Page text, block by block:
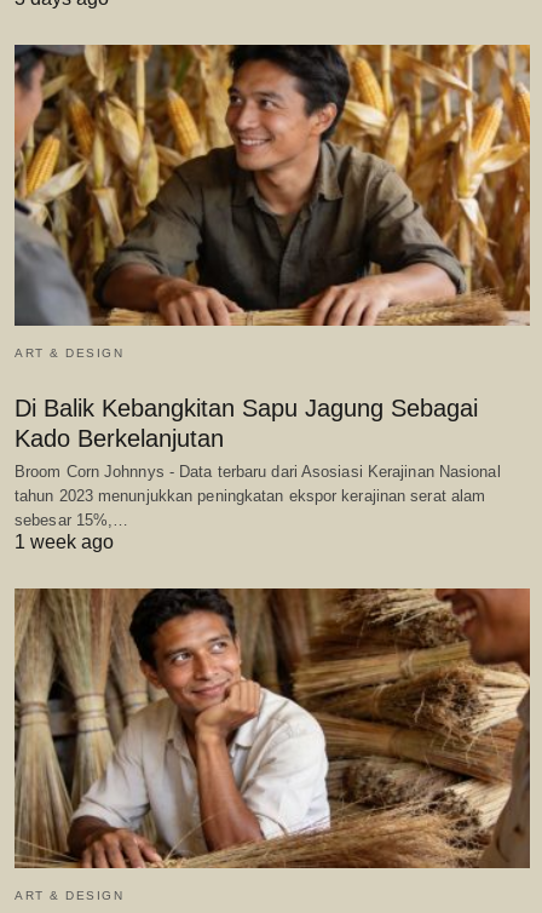
ART & DESIGN
Di Balik Kebangkitan Sapu Jagung Sebagai
Kado Berkelanjutan
Broom Corn Johnnys - Data terbaru dari Asosiasi Kerajinan Nasional
tahun 2023 menunjukkan peningkatan ekspor kerajinan serat alam
sebesar 15%,…
1 week ago
ART & DESIGN